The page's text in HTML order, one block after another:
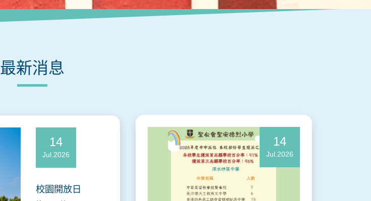
最新消息
14
Jul.2026
校園開放日
14
Jul.2026